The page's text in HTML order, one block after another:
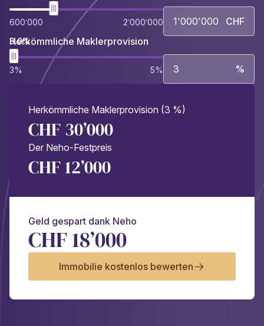
600’000 2’000’000
CHF
Herkömmliche Maklerprovision
3.0%
3% 5% %
Herkömmliche Maklerprovision (3 %)
CHF 30’000
Der Neho-Festpreis
CHF 12’000
Geld gespart dank Neho
CHF 18’000
Immobilie kostenlos bewerten